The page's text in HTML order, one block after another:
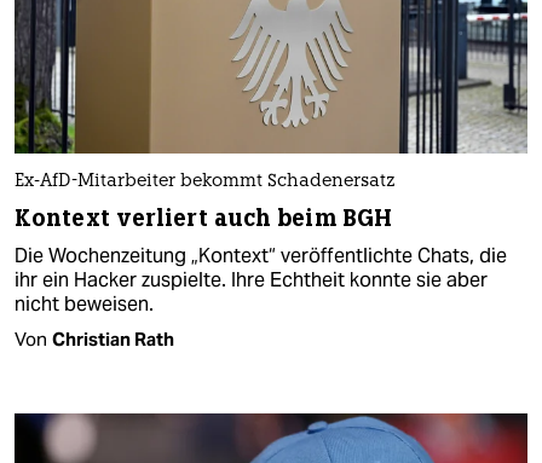
Ex-AfD-Mitarbeiter bekommt Schadenersatz
Kontext verliert auch beim BGH
Die Wochenzeitung „Kontext“ veröffentlichte Chats, die
ihr ein Hacker zuspielte. Ihre Echtheit konnte sie aber
nicht beweisen.
Von Christian Rath